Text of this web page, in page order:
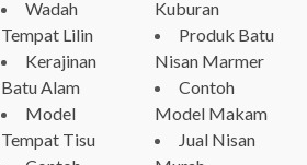
Wadah
Tempat Lilin
Kerajinan
Batu Alam
Model
Tempat Tisu
Kuburan
Produk Batu
Nisan Marmer
Contoh
Model Makam
Jual Nisan